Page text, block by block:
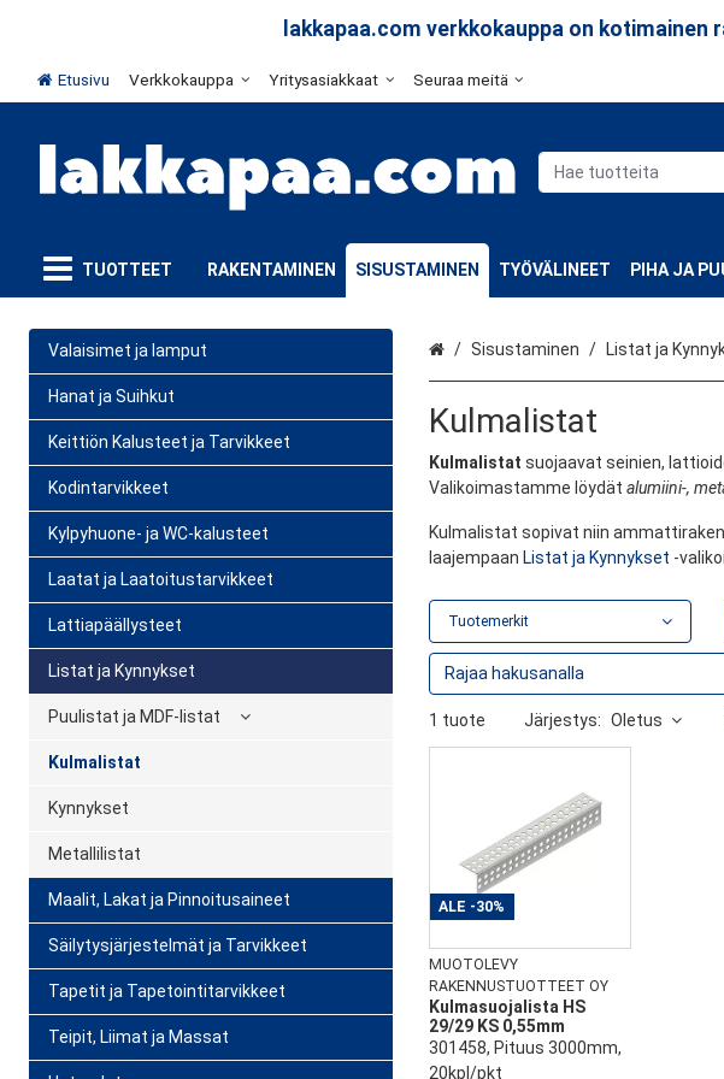
lakkapaa.com verkkokauppa on
Etusivu Verkkokauppa Yritysasiakkaat Seuraa meitä
TUOTTEET RAKENTAMINEN SISUSTAMINEN TYÖVÄLINEET PIHA JA
Valaisimet ja lamput
Hanat ja Suihkut
Keittiön Kalusteet ja Tarvikkeet
Kodintarvikkeet
Kylpyhuone- ja WC-kalusteet
Laatat ja Laatoitustarvikkeet
Lattiapäällysteet
Listat ja Kynnykset
Puulistat ja MDF-listat
Kulmalistat
Kynnykset
Metallilistat
Maalit, Lakat ja Pinnoitusaineet
Säilytysjärjestelmät ja Tarvikkeet
Tapetit ja Tapetointitarvikkeet
Teipit, Liimat ja Massat
EtusivuSisustaminen Listat ja
Kulmalistat
Kulmalistat suojaavat seinien,
Valikoimastamme löydät alumiini-,
Kulmalistat sopivat niin
laajempaan Listat ja Kynnykset -
ALE -30%
MUOTOLEVY
RAKENNUSTUOTTEET OY
Kulmasuojalista HS
29/29 KS 0,55mm
301458, Pituus 3000mm,
20kpl/pkt
Tuotemerkit
1 tuote Järjestys: Oletus